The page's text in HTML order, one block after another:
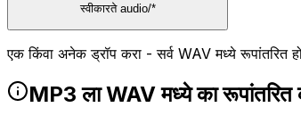
स्वीकारते audio/*
एक किंवा अनेक ड्रॉप करा - सर्व WAV मध्ये रूपांतरित
MP3 ला WAV मध्ये का रूपांतरित